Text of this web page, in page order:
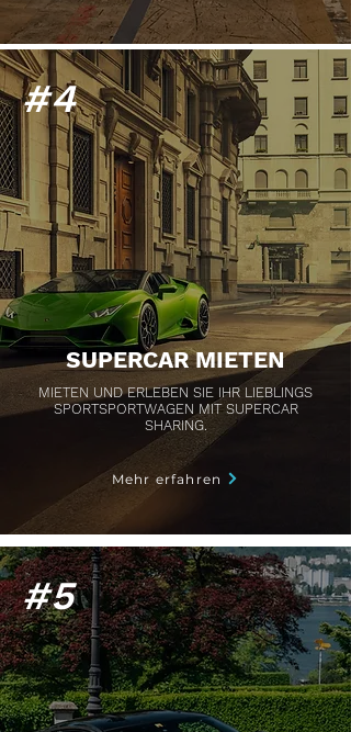
#4
SUPERCAR MIETEN
MIETEN UND ERLEBEN SIE IHR LIEBLINGS
SPORTSPORTWAGEN MIT SUPERCAR
SHARING.
Mehr erfahren
#5